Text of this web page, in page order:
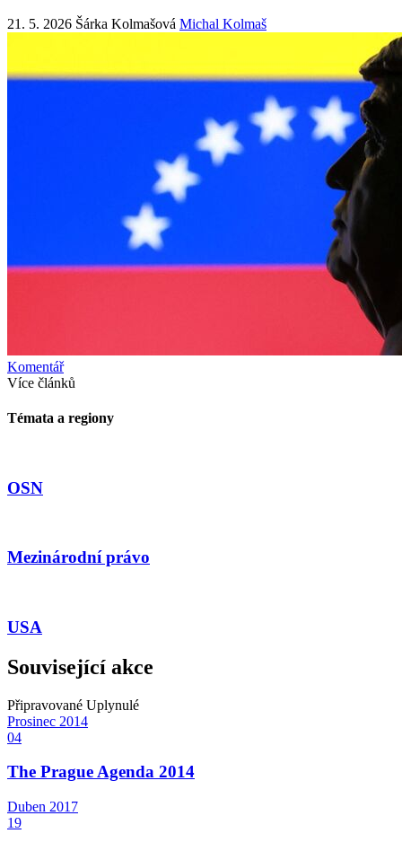
21. 5. 2026 Šárka Kolmašová Michal Kolmaš
Komentář
Více článků
Témata a regiony
OSN
Mezinárodní právo
USA
Související akce
Připravované Uplynulé
Prosinec 2014
04
The Prague Agenda 2014
Duben 2017
19